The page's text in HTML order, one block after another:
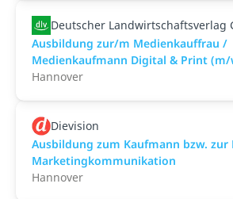
Deutscher Landwirtschaftsverlag
Ausbildung zur/m Medienkauffrau /
Medienkaufmann Digital & Print
Hannover
Dievision
Ausbildung zum Kaufmann bzw.
Marketingkommunikation
Hannover